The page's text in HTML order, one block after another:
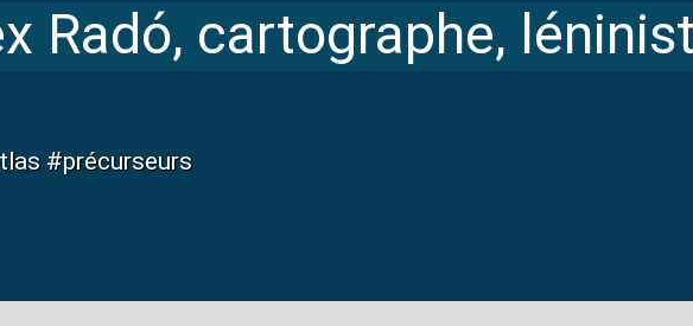
Radó, cartographe,
#précurseurs